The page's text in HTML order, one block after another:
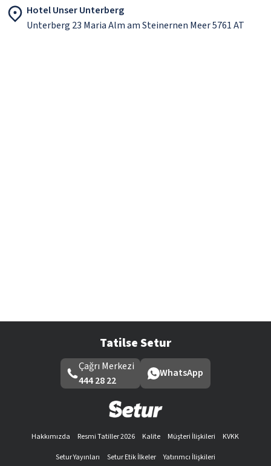
Hotel Unser Unterberg
Unterberg 23 Maria Alm am Steinernen Meer 5761 AT
Tatilse Setur
Çağrı Merkezi
444 28 22
WhatsApp
Hakkımızda Resmi Tatiller 2026 Kalite Müşteri İlişkileri
KVKK
Setur Yayınları
Setur Etik İlkeler
Yatırımcı İlişkileri